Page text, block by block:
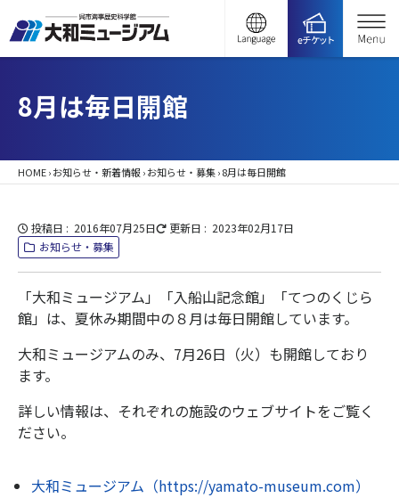
8月は毎日開館
HOME›お知らせ・新着情報 ›お知らせ・募集›8月は毎日開館
投稿日 2016年07月25日 更新日
2023年02月17日
お知らせ・募集
「大和ミュージアム」「入船山記念館」「てつのくじら
館」は、夏休み期間中の８月は毎日開館しています。
大和ミュージアムのみ、7月26日（火）も開館しており
ます。
詳しい情報は、それぞれの施設のウェブサイトをご覧く
ださい。
大和ミュージアム（https://yamato-museum.com）